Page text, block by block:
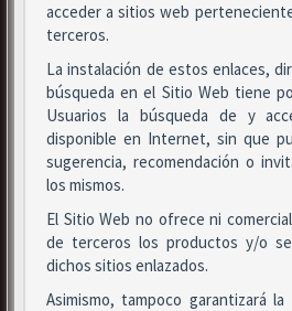
acceder a sitios web
terceros.
La instalación de estos enlaces,
búsqueda en el Sitio Web tiene
Usuarios la búsqueda de y
disponible en Internet, sin que
sugerencia, recomendación o
los mismos.
El Sitio Web no ofrece ni
de terceros los productos y/o
dichos sitios enlazados.
Asimismo, tampoco garantizará